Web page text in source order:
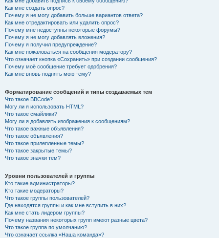
Как мне создать опрос?
Почему я не могу добавить больше вариантов ответа?
Как мне отредактировать или удалить опрос?
Почему мне недоступны некоторые форумы?
Почему я не могу добавлять вложения?
Почему я получил предупреждение?
Как мне пожаловаться на сообщения модератору?
Что означает кнопка «Сохранить» при создании сообщения?
Почему моё сообщение требует одобрения?
Как мне вновь поднять мою тему?
Форматирование сообщений и типы создаваемых тем
Что такое BBCode?
Могу ли я использовать HTML?
Что такое смайлики?
Могу ли я добавлять изображения к сообщениям?
Что такое важные объявления?
Что такое объявления?
Что такое прилепленные темы?
Что такое закрытые темы?
Что такое значки тем?
Уровни пользователей и группы
Кто такие администраторы?
Кто такие модераторы?
Что такое группы пользователей?
Где находятся группы и как мне вступить в них?
Как мне стать лидером группы?
Почему названия некоторых групп имеют разные цвета?
Что такое группа по умолчанию?
Что означает ссылка «Наша команда»?